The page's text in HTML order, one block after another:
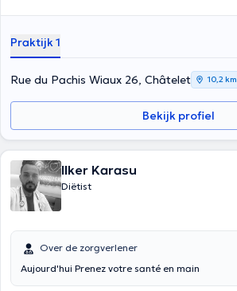
Praktijk 1
Rue du Pachis Wiaux 26, Châtelet 10,2 km
Bekijk profiel
Ilker Karasu
Diëtist
Over de zorgverlener
Aujourd'hui Prenez votre santé en main